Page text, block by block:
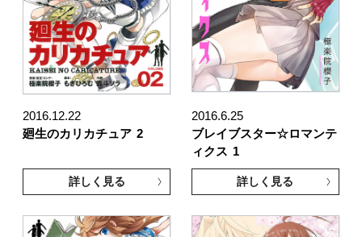
2016.12.22
廻生のカリカチュア 2
詳しく見る
2016.6.25
ブレイブスター☆ロマンテ
ィクス 1
詳しく見る